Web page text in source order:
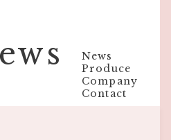
News
Produce
Company
Contact